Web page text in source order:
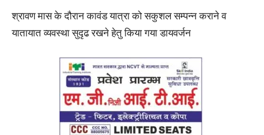
श्रावण मास के दौरान कावंड यात्रा को सकुशल सम्पन्न कराने व
यातायात व्यवस्था सुदृढ रखने हेतु किया गया डायवर्जन